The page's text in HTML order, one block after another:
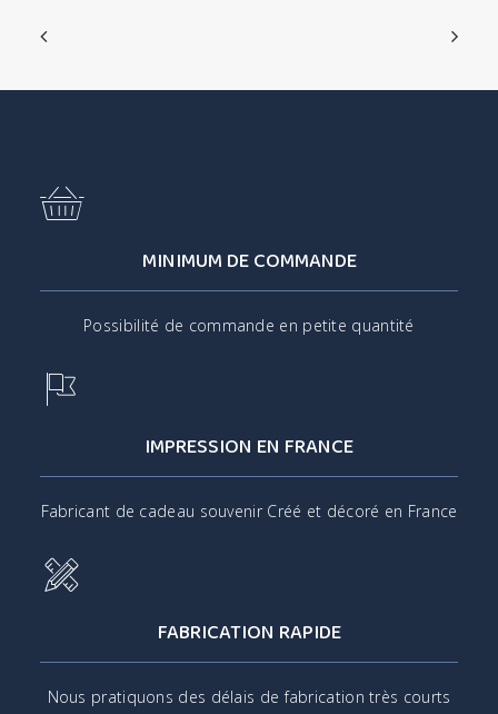
MINIMUM DE COMMANDE
Possibilité de commande en petite quantité
IMPRESSION EN FRANCE
Fabricant de cadeau souvenir Créé et décoré en France
FABRICATION RAPIDE
Nous pratiquons des délais de fabrication très courts